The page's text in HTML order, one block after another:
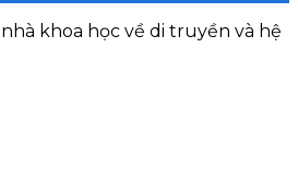
khoa học về di truyền và hệ